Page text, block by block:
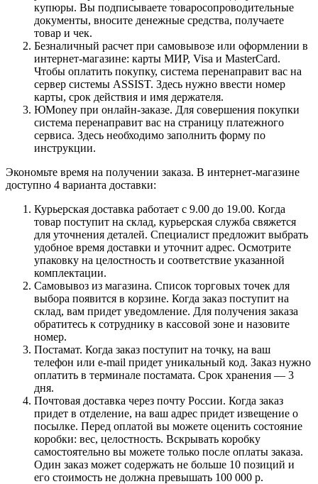
купюры. Вы подписываете товаросопроводительные
документы, вносите денежные средства, получаете
товар и чек.
Безналичный расчет при самовывозе или оформлении в
интернет-магазине: карты МИР, Visa и MasterCard.
Чтобы оплатить покупку, система перенаправит вас на
сервер системы ASSIST. Здесь нужно ввести номер
карты, срок действия и имя держателя.
ЮMoney при онлайн-заказе. Для совершения покупки
система перенаправит вас на страницу платежного
сервиса. Здесь необходимо заполнить форму по
инструкции.
Экономьте время на получении заказа. В интернет-магазине
доступно 4 варианта доставки:
Курьерская доставка работает с 9.00 до 19.00. Когда
товар поступит на склад, курьерская служба свяжется
для уточнения деталей. Специалист предложит выбрать
удобное время доставки и уточнит адрес. Осмотрите
упаковку на целостность и соответствие указанной
комплектации.
Самовывоз из магазина. Список торговых точек для
выбора появится в корзине. Когда заказ поступит на
склад, вам придет уведомление. Для получения заказа
обратитесь к сотруднику в кассовой зоне и назовите
номер.
Постамат. Когда заказ поступит на точку, на ваш
телефон или e-mail придет уникальный код. Заказ нужно
оплатить в терминале постамата. Срок хранения — 3
дня.
Почтовая доставка через почту России. Когда заказ
придет в отделение, на ваш адрес придет извещение о
посылке. Перед оплатой вы можете оценить состояние
коробки: вес, целостность. Вскрывать коробку
самостоятельно вы можете только после оплаты заказа.
Один заказ может содержать не больше 10 позиций и
его стоимость не должна превышать 100 000 р.